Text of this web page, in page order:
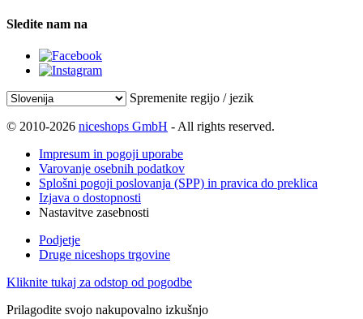
Sledite nam na
Spremenite regijo / jezik
© 2010-2026 niceshops GmbH - All rights reserved.
Impresum in pogoji uporabe
Varovanje osebnih podatkov
Splošni pogoji poslovanja (SPP) in pravica do preklica
Izjava o dostopnosti
Nastavitve zasebnosti
Podjetje
Druge niceshops trgovine
Kliknite tukaj za odstop od pogodbe
Prilagodite svojo nakupovalno izkušnjo